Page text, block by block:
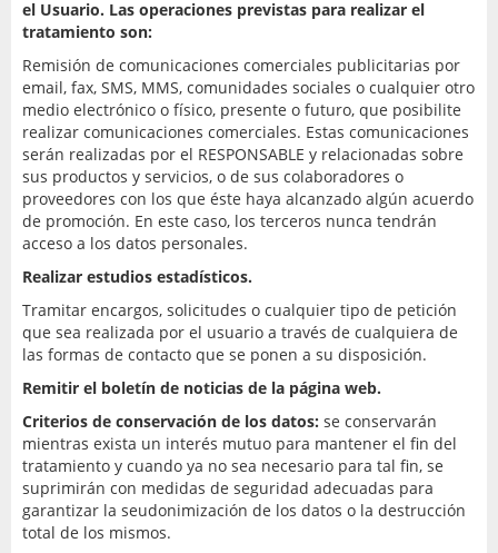
el Usuario. Las operaciones previstas para realizar el
tratamiento son:
Remisión de comunicaciones comerciales publicitarias por
email, fax, SMS, MMS, comunidades sociales o cualquier otro
medio electrónico o físico, presente o futuro, que posibilite
realizar comunicaciones comerciales. Estas comunicaciones
serán realizadas por el RESPONSABLE y relacionadas sobre
sus productos y servicios, o de sus colaboradores o
proveedores con los que éste haya alcanzado algún acuerdo
de promoción. En este caso, los terceros nunca tendrán
acceso a los datos personales.
Realizar estudios estadísticos.
Tramitar encargos, solicitudes o cualquier tipo de petición
que sea realizada por el usuario a través de cualquiera de
las formas de contacto que se ponen a su disposición.
Remitir el boletín de noticias de la página web.
Criterios de conservación de los datos: se conservarán
mientras exista un interés mutuo para mantener el fin del
tratamiento y cuando ya no sea necesario para tal fin, se
suprimirán con medidas de seguridad adecuadas para
garantizar la seudonimización de los datos o la destrucción
total de los mismos.